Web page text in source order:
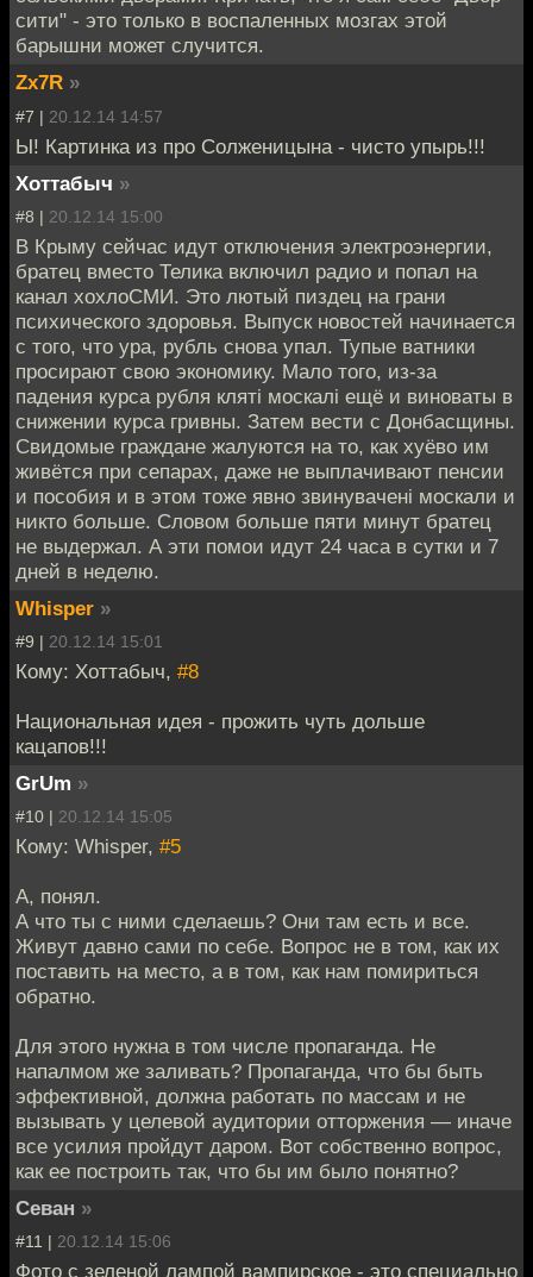
сити" - это только в воспаленных мозгах этой
барышни может случится.
Zx7R »
#7 | 20.12.14 14:57
Ы! Картинка из про Солженицына - чисто упырь!!!
Хоттабыч »
#8 | 20.12.14 15:00
В Крыму сейчас идут отключения электроэнергии,
братец вместо Телика включил радио и попал на
канал хохлоСМИ. Это лютый пиздец на грани
психического здоровья. Выпуск новостей начинается
с того, что ура, рубль снова упал. Тупые ватники
просирают свою экономику. Мало того, из-за
падения курса рубля клятi москалi ещё и виноваты в
снижении курса гривны. Затем вести с Донбасщины.
Свидомые граждане жалуются на то, как хуёво им
живётся при сепарах, даже не выплачивают пенсии
и пособия и в этом тоже явно звинуваченi москали и
никто больше. Словом больше пяти минут братец
не выдержал. А эти помои идут 24 часа в сутки и 7
дней в неделю.
Whisper »
#9 | 20.12.14 15:01
Кому: Хоттабыч, #8
Национальная идея - прожить чуть дольше
кацапов!!!
GrUm »
#10 | 20.12.14 15:05
Кому: Whisper, #5
А, понял.
А что ты с ними сделаешь? Они там есть и все.
Живут давно сами по себе. Вопрос не в том, как их
поставить на место, а в том, как нам помириться
обратно.
Для этого нужна в том числе пропаганда. Не
напалмом же заливать? Пропаганда, что бы быть
эффективной, должна работать по массам и не
вызывать у целевой аудитории отторжения — иначе
все усилия пройдут даром. Вот собственно вопрос,
как ее построить так, что бы им было понятно?
Севан »
#11 | 20.12.14 15:06
Фото с зеленой лампой вампирское - это специально